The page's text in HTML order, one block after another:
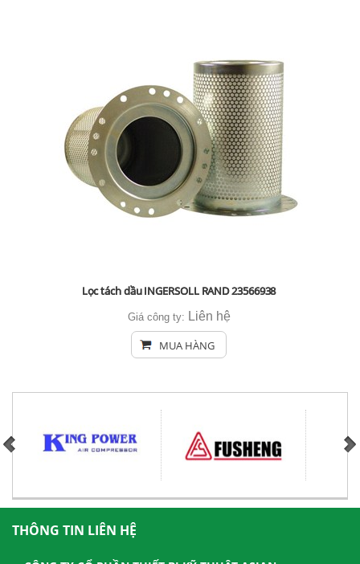
Lọc tách dầu INGERSOLL RAND 23566938
Giá công ty: Liên hệ
MUA HÀNG
THÔNG TIN LIÊN HỆ